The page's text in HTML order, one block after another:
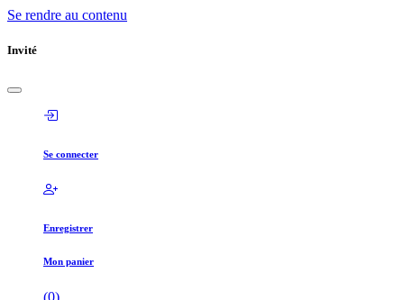
Se rendre au contenu
Invité
Se connecter
Enregistrer
Mon panier